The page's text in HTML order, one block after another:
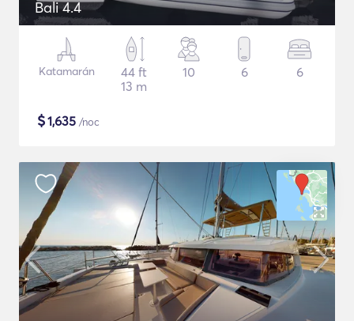
Bali 4.4
Katamarán
44 ft
13 m
10 6 6
$1,635 /noc